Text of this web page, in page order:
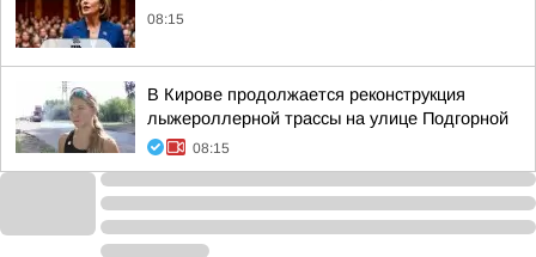
08:15
В Кирове продолжается реконструкция
лыжероллерной трассы на улице Подгорной
08:15